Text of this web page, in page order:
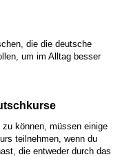
die die deutsche
um im Alltag besser
können, müssen einige
teilnehmen, wenn du
die entweder durch das